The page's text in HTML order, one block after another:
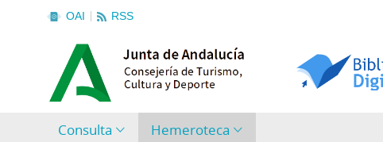
OAI RSS
Consulta Hemeroteca